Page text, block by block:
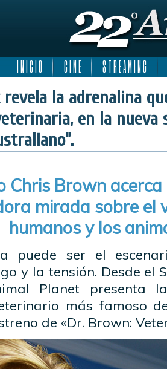
I N I C I O C I N E S T R E A M I N G
la adrenalina
en la nueva
Chris Brown
mirada sobre el
humanos y los
puede ser el
y la tensión. Desde el
Planet presenta
más famoso
de «Dr. Brown: